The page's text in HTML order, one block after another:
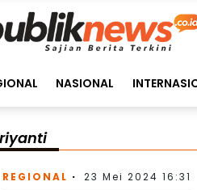
NASIONAL
REGIONAL 23 Mei 2024 16:31